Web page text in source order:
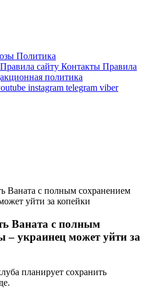
Политика
Правила сайту Контакты Правила
политика
instagram telegram viber
Ваната с полным сохранением
уйти за копейки
Ваната с полным
– украинец может уйти за
планирует сохранить